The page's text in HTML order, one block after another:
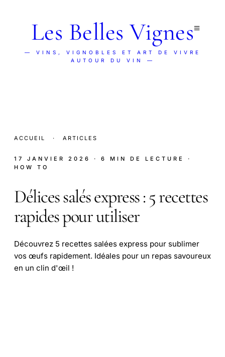
Les Belles Vignes
— VINS, VIGNOBLES ET ART DE VIVRE
AUTOUR DU VIN —
ACCUEIL · ARTICLES
17 JANVIER 2026 · 6 MIN DE LECTURE
·
HOW TO
Délices salés express : 5 recettes
rapides pour utiliser
Découvrez 5 recettes salées express pour sublimer
vos œufs rapidement. Idéales pour un repas savoureux
en un clin d'œil !